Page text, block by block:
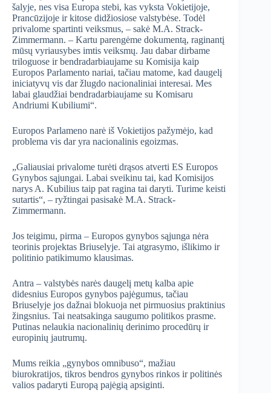
šalyje, nes visa Europa stebi, kas vyksta Vokietijoje,
Prancūzijoje ir kitose didžiosiose valstybėse. Todėl
privalome spartinti veiksmus, – sakė M.A. Strack-
Zimmermann. – Kartu parengėme dokumentą, raginantį
mūsų vyriausybes imtis veiksmų. Jau dabar dirbame
triloguose ir bendradarbiaujame su Komisija kaip
Europos Parlamento nariai, tačiau matome, kad daugelį
iniciatyvų vis dar žlugdo nacionaliniai interesai. Mes
labai glaudžiai bendradarbiaujame su Komisaru
Andriumi Kubiliumi“.
Europos Parlameno narė iš Vokietijos pažymėjo, kad
problema vis dar yra nacionalinis egoizmas.
„Galiausiai privalome turėti drąsos atverti ES Europos
Gynybos sąjungai. Labai sveikinu tai, kad Komisijos
narys A. Kubilius taip pat ragina tai daryti. Turime keisti
sutartis“, – ryžtingai pasisakė M.A. Strack-
Zimmermann.
Jos teigimu, pirma – Europos gynybos sąjunga nėra
teorinis projektas Briuselyje. Tai atgrasymo, išlikimo ir
politinio patikimumo klausimas.
Antra – valstybės narės daugelį metų kalba apie
didesnius Europos gynybos pajėgumus, tačiau
Briuselyje jos dažnai blokuoja net pirmuosius praktinius
žingsnius. Tai neatsakinga saugumo politikos prasme.
Putinas nelaukia nacionalinių derinimo procedūrų ir
europinių jautrumų.
Mums reikia „gynybos omnibuso“, mažiau
biurokratijos, tikros bendros gynybos rinkos ir politinės
valios padaryti Europą pajėgią apsiginti.